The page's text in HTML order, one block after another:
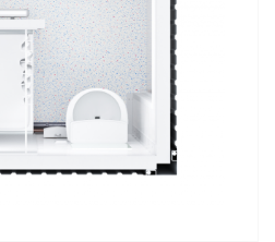
A
de 3/4" GEKA
Tub NW 100 HT